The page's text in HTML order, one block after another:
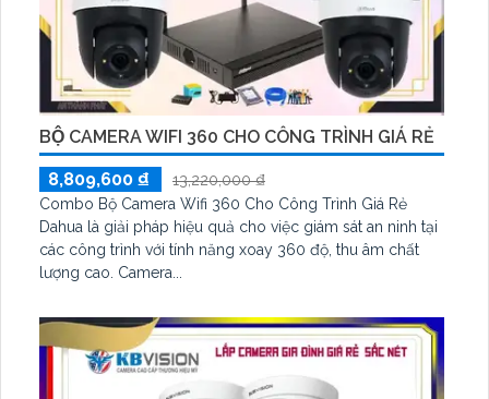
BỘ CAMERA WIFI 360 CHO CÔNG TRÌNH GIÁ RẺ
8,809,600 ₫
13,220,000 ₫
Combo Bộ Camera Wifi 360 Cho Công Trình Giá Rẻ
Dahua là giải pháp hiệu quả cho việc giám sát an ninh tại
các công trình với tính năng xoay 360 độ, thu âm chất
lượng cao. Camera...